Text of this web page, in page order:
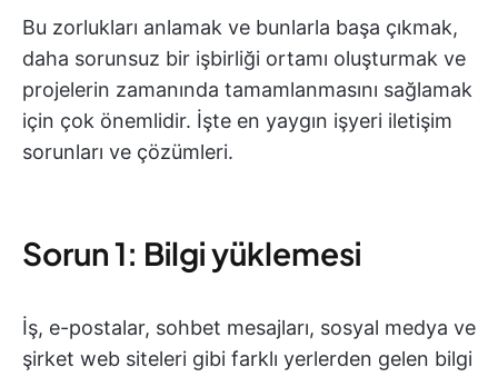
Bu zorlukları anlamak ve bunlarla başa çıkmak,
daha sorunsuz bir işbirliği ortamı oluşturmak ve
projelerin zamanında tamamlanmasını sağlamak
için çok önemlidir. İşte en yaygın işyeri iletişim
sorunları ve çözümleri.
Sorun 1: Bilgi yüklemesi
İş, e-postalar, sohbet mesajları, sosyal medya ve
şirket web siteleri gibi farklı yerlerden gelen bilgi